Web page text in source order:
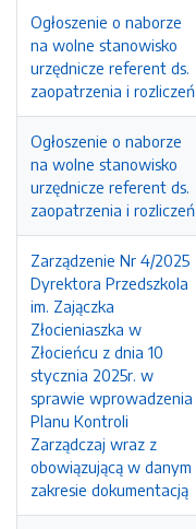
Ogłoszenie o naborze
na wolne stanowisko
urzędnicze referent ds.
zaopatrzenia i rozliczeń
Ogłoszenie o naborze
na wolne stanowisko
urzędnicze referent ds.
zaopatrzenia i rozliczeń
Zarządzenie Nr 4/2025
Dyrektora Przedszkola
im. Zajączka
Złocieniaszka w
Złocieńcu z dnia 10
stycznia 2025r. w
sprawie wprowadzenia
Planu Kontroli
Zarządczaj wraz z
obowiązującą w danym
zakresie dokumentacją